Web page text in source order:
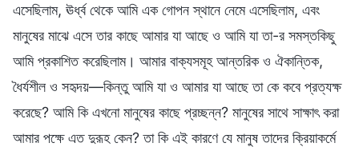
এসেছিলাম, ঊর্ধ্ব থেকে আমি এক গোপন স্থানে নেমে এসেছিলাম, এবং
মানুষের মাঝে এসে তার কাছে আমার যা আছে ও আমি যা তা-র সমস্তকিছু
আমি প্রকাশিত করেছিলাম। আমার বাক্যসমূহ আন্তরিক ও ঐকান্তিক,
ধৈর্যশীল ও সহৃদয়—কিন্তু আমি যা ও আমার যা আছে তা কে কবে প্রত্যক্ষ
করেছে? আমি কি এখনো মানুষের কাছে প্রচ্ছন্ন? মানুষের সাথে সাক্ষাৎ করা
আমার পক্ষে এত দুরূহ কেন? তা কি এই কারণে যে মানুষ তাদের ক্রিয়াকর্মে